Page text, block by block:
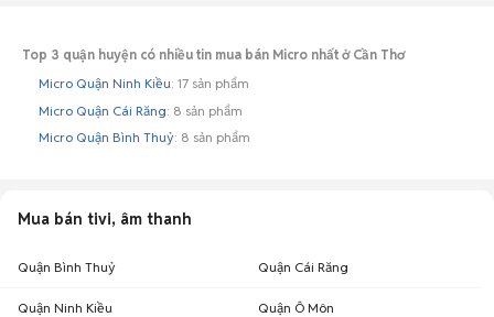
Top 3 quận huyện có nhiều tin mua bán Micro nhất ở Cần Thơ
Micro Quận Ninh Kiều: 17 sản phẩm
Micro Quận Cái Răng: 8 sản phẩm
Micro Quận Bình Thuỷ: 8 sản phẩm
Mua bán tivi, âm thanh
Quận Bình Thuỷ Quận Cái Răng
Quận Ninh Kiều Quận Ô Môn